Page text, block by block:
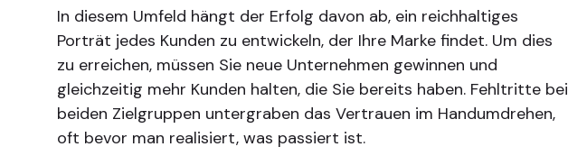
In diesem Umfeld hängt der Erfolg davon ab, ein reichhaltiges
Porträt jedes Kunden zu entwickeln, der Ihre Marke findet. Um dies
zu erreichen, müssen Sie neue Unternehmen gewinnen und
gleichzeitig mehr Kunden halten, die Sie bereits haben. Fehltritte bei
beiden Zielgruppen untergraben das Vertrauen im Handumdrehen,
oft bevor man realisiert, was passiert ist.